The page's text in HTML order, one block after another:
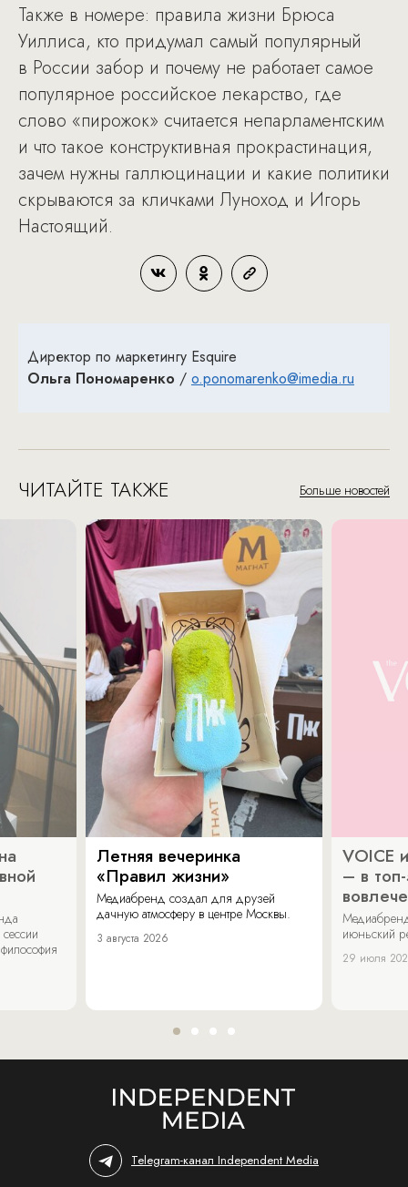
Также в номере: правила жизни Брюса
Уиллиса, кто придумал самый популярный
в России забор и почему не работает самое
популярное российское лекарство, где
слово «пирожок» считается непарламентским
и что такое конструктивная прокрастинация,
зачем нужны галлюцинации и какие политики
скрываются за кличками Луноход и Игорь
Настоящий.
Директор по маркетингу Esquire
Ольга Пономаренко / o.ponomarenko@imedia.ru
ЧИТАЙТЕ ТАКЖЕ Больше новостей
Летняя вечеринка
«Правил жизни»
Медиабренд создал для друзей
дачную атмосферу в центре Москвы.
3 августа 2026
VOICE
– в
июньский
29 июля
Telegram-канал Independent Media